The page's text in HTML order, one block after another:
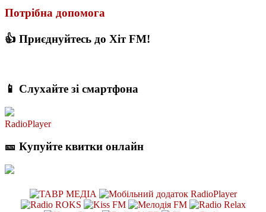
Потрібна допомога
👍 Приєднуйтесь до Хіт FM!
📱 Слухайте зі смартфона
RadioPlayer
🎫 Купуйте квитки онлайн